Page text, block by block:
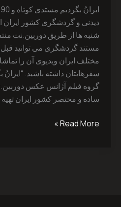
دیدنی و گردشگری کشور
شنبه ها از طریق دوربین.نت
مستند گردشگری می توانید
مختلف ایران ویدیوی آن را
سفرهایتان داشته باشید.
گروه فیلم آژانس عکس
ساده و مختصر کشور ایران
Read More »